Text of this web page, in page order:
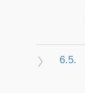
6.5.